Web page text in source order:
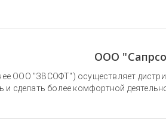
ООО
ООО "ЗВСОФТ") осуществляет
и сделать более комфортной